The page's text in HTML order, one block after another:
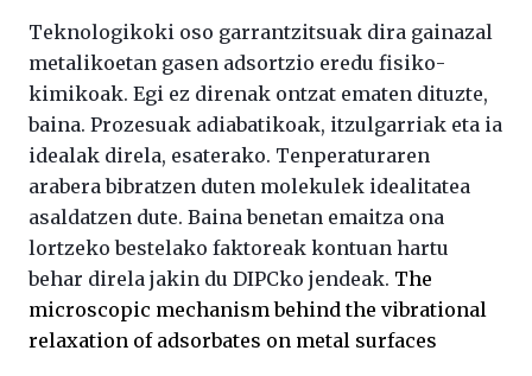
Teknologikoki oso garrantzitsuak dira gainazal
metalikoetan gasen adsortzio eredu fisiko-
kimikoak. Egi ez direnak ontzat ematen dituzte,
baina. Prozesuak adiabatikoak, itzulgarriak eta ia
idealak direla, esaterako. Tenperaturaren
arabera bibratzen duten molekulek idealitatea
asaldatzen dute. Baina benetan emaitza ona
lortzeko bestelako faktoreak kontuan hartu
behar direla jakin du DIPCko jendeak. The
microscopic mechanism behind the vibrational
relaxation of adsorbates on metal surfaces